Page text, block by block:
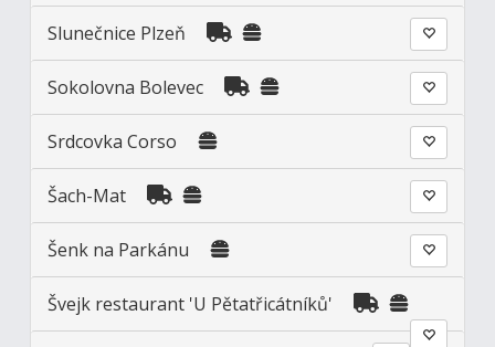
Slunečnice Plzeň
Sokolovna Bolevec
Srdcovka Corso
Šach-Mat
Šenk na Parkánu
Švejk restaurant 'U Pětatřicátníků'